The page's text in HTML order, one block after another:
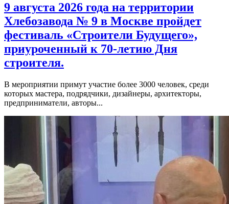
9 августа 2026 года на территории
Хлебозавода № 9 в Москве пройдет
фестиваль «Строители Будущего»,
приуроченный к 70-летию Дня
строителя.
В мероприятии примут участие более 3000 человек, среди
которых мастера, подрядчики, дизайнеры, архитекторы,
предприниматели, авторы...